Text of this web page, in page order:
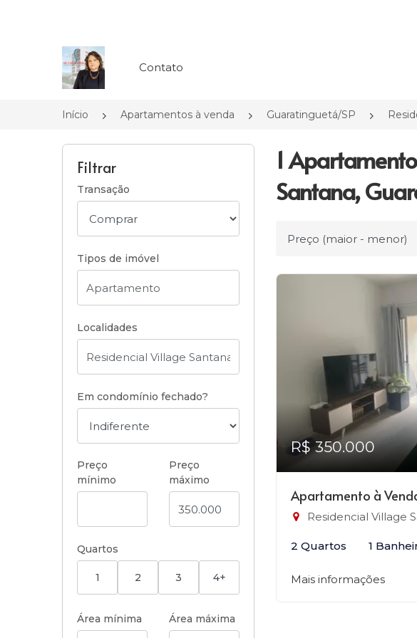
Página inicial
Contato
Início Apartamentos à venda Guaratinguetá/SP
Filtrar
Transação
Tipos de imóvel
Localidades
Em condomínio fechado?
Preço
mínimo
Preço
máximo
Quartos
1 2 3 4+
Área mínima Área máxima
1
Santana,
Ordenar por
R$ 350.000
Apartamento à
Residencial Village
2 Quartos 1
Mais informações